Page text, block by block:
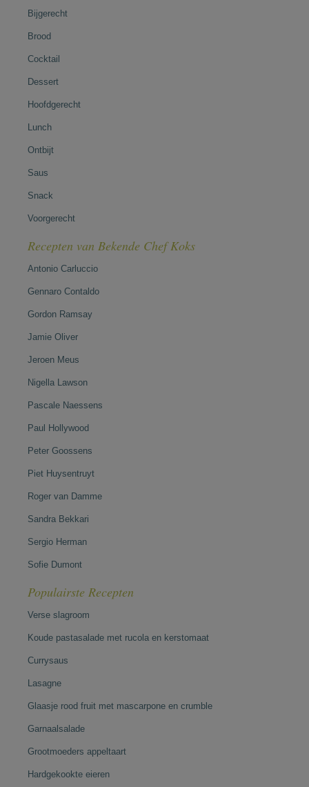
Bijgerecht
Brood
Cocktail
Dessert
Hoofdgerecht
Lunch
Ontbijt
Saus
Snack
Voorgerecht
Recepten van Bekende Chef Koks
Antonio Carluccio
Gennaro Contaldo
Gordon Ramsay
Jamie Oliver
Jeroen Meus
Nigella Lawson
Pascale Naessens
Paul Hollywood
Peter Goossens
Piet Huysentruyt
Roger van Damme
Sandra Bekkari
Sergio Herman
Sofie Dumont
Populairste Recepten
Verse slagroom
Koude pastasalade met rucola en kerstomaat
Currysaus
Lasagne
Glaasje rood fruit met mascarpone en crumble
Garnaalsalade
Grootmoeders appeltaart
Hardgekookte eieren